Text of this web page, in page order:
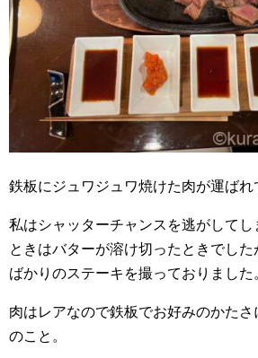
鉄板にジュワジュワ焼けた肉が運ばれ
私はシャッターチャンスを逃がしてし
ときはバターが溶け切ったときでし
ばかりのステーキを撮っておりました
肉はレアなので鉄板でお好みのかたさ
のこと。